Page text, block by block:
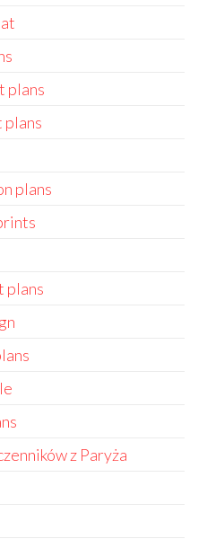
plans
plans
plans
z Paryża